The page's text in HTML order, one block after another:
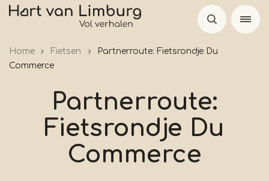
Overslaan
Home Fietsen
Partnerroute: Fietsrondje Du
Commerce
Partnerroute:
Fietsrondje Du
Commerce